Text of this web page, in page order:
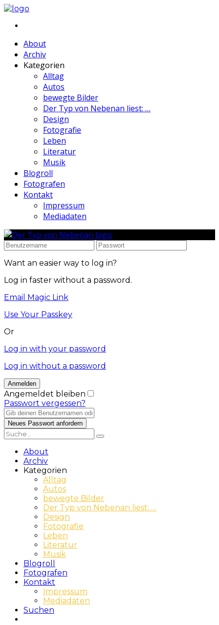
About
Archiv
Kategorien
Alltag
Autos
bewegte Bilder
Der Typ von Nebenan liest: …
Design
Fotografie
Leben
Literatur
Musik
Blogroll
Fotografen
Kontakt
Impressum
Mediadaten
Want an easier way to log in?
Log in faster without a password.
Email Magic Link
Use Your Passkey
Or
Log in with your password
Log in without a password
Angemeldet bleiben
Passwort vergessen?
About
Archiv
Kategorien
Alltag
Autos
bewegte Bilder
Der Typ von Nebenan liest: …
Design
Fotografie
Leben
Literatur
Musik
Blogroll
Fotografen
Kontakt
Impressum
Mediadaten
Suchen